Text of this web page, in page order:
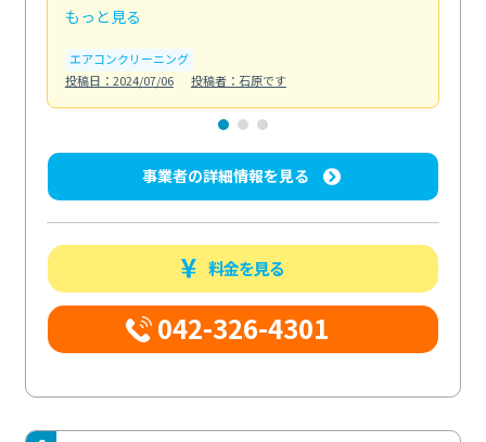
もっと見る
エアコンクリーニング
投稿日：2024/07/06
投稿者：石原です
事業者の詳細情報を見る
料金を見る
042-326-4301